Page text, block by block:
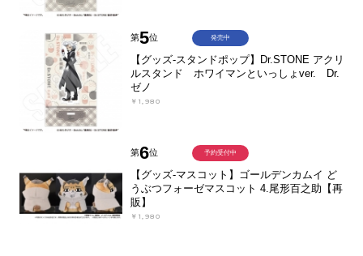
第5位
【グッズ-スタンドポップ】Dr.STONE アクリ
ルスタンド ホワイマンといっしょver. Dr.
ゼノ
￥1,980
発売中
第6位
【グッズ-マスコット】ゴールデンカムイ ど
うぶつフォーゼマスコット 4.尾形百之助【再
販】
￥1,980
予約受付中